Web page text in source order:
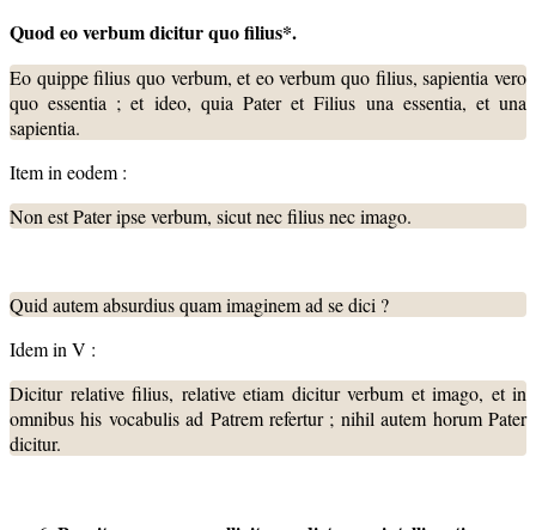
Quod eo verbum dicitur quo filius*.
Eo quippe filius quo verbum, et eo verbum quo filius, sapientia vero
quo essentia ; et ideo, quia Pater et Filius una essentia, et una
sapientia.
Item in eodem :
Non est Pater ipse verbum, sicut nec filius nec imago.
Quid autem absurdius quam imaginem ad se dici ?
Idem in V :
Dicitur relative filius, relative etiam dicitur verbum et imago, et in
omnibus his vocabulis ad Patrem refertur ; nihil autem horum Pater
dicitur.